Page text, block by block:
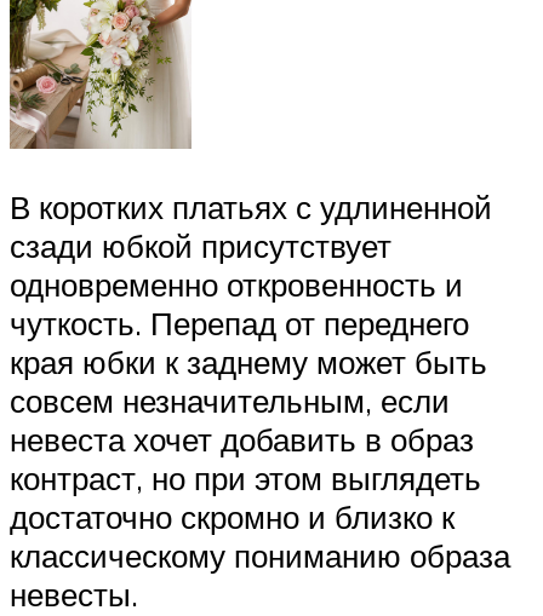
В коротких платьях с удлиненной
сзади юбкой присутствует
одновременно откровенность и
чуткость. Перепад от переднего
края юбки к заднему может быть
совсем незначительным, если
невеста хочет добавить в образ
контраст, но при этом выглядеть
достаточно скромно и близко к
классическому пониманию образа
невесты.